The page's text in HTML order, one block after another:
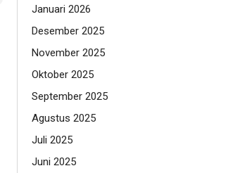
Januari 2026
Desember 2025
November 2025
Oktober 2025
September 2025
Agustus 2025
Juli 2025
Juni 2025